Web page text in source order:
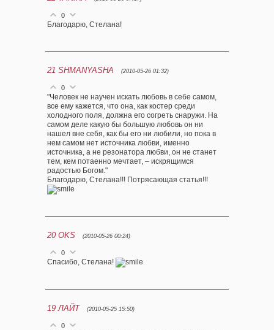
0
Благодарю, Стелана!
21 SHMANYASHA (2010-05-26 01:32)
0
"Человек не научен искать любовь в себе самом,
все ему кажется, что она, как костер среди
холодного поля, должна его согреть снаружи. На
самом деле какую бы большую любовь он ни
нашел вне себя, как бы его ни любили, но пока в
нем самом нет источника любви, именно
источника, а не резонатора любви, он не станет
тем, кем потаенно мечтает, – искрящимся
радостью Богом."
Благодарю, Стелана!!! Потрясающая статья!!!
20 OKS (2010-05-26 00:24)
0
Спасибо, Стелана!
19 ЛАЙТ (2010-05-25 15:50)
0